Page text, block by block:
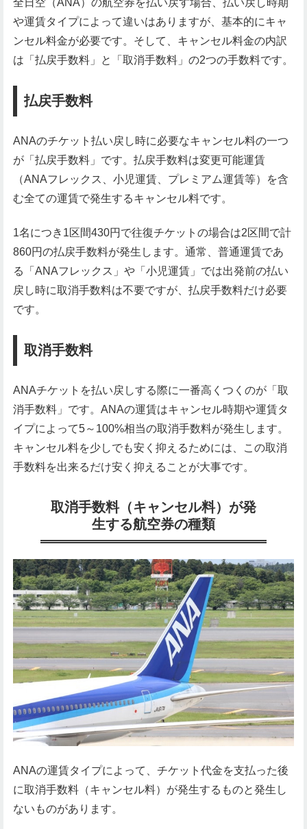
全日空（ANA）の航空券を払い戻す場合、払い戻し時期
や運賃タイプによって違いはありますが、基本的にキャ
ンセル料金が必要です。そして、キャンセル料金の内訳
は「払戻手数料」と「取消手数料」の2つの手数料です。
払戻手数料
ANAのチケット払い戻し時に必要なキャンセル料の一つ
が「払戻手数料」です。払戻手数料は変更可能運賃
（ANAフレックス、小児運賃、プレミアム運賃等）を含
む全ての運賃で発生するキャンセル料です。
1名につき1区間430円で往復チケットの場合は2区間で計
860円の払戻手数料が発生します。通常、普通運賃であ
る「ANAフレックス」や「小児運賃」では出発前の払い
戻し時に取消手数料は不要ですが、払戻手数料だけ必要
です。
取消手数料
ANAチケットを払い戻しする際に一番高くつくのが「取
消手数料」です。ANAの運賃はキャンセル時期や運賃タ
イプによって5～100%相当の取消手数料が発生します。
キャンセル料を少しでも安く抑えるためには、この取消
手数料を出来るだけ安く抑えることが大事です。
取消手数料（キャンセル料）が発
生する航空券の種類
ANAの運賃タイプによって、チケット代金を支払った後
に取消手数料（キャンセル料）が発生するものと発生し
ないものがあります。